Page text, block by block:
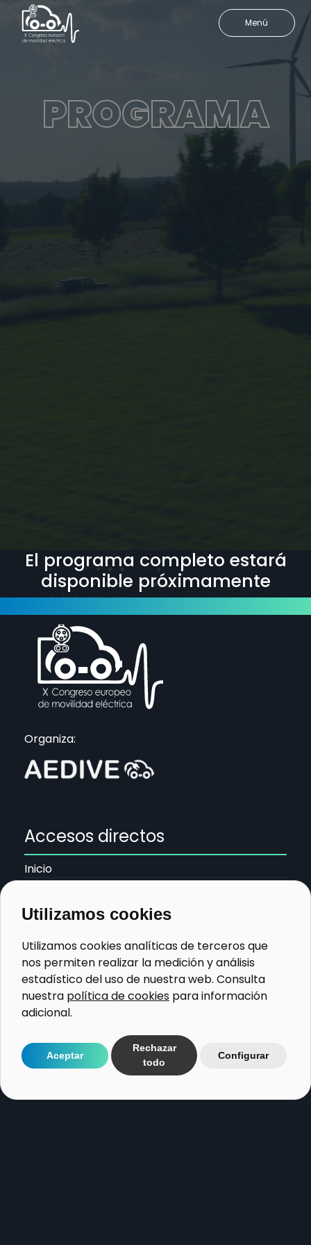
Utilizamos cookies
Utilizamos cookies analíticas de terceros que
nos permiten realizar la medición y análisis
estadístico del uso de nuestra web. Consulta
nuestra política de cookies para información
adicional.
Aceptar
Rechazar
todo
Configurar
Menú
PROGRAMA
El programa completo estará
disponible próximamente
Organiza:
Accesos directos
Inicio
Política de Cookies
Aviso Legal
Histórico
¿Dónde?
Gallardo s/n - Martorell (Barcelona)
Campus FPCAT-UPC de la Mobilitat Sostenible